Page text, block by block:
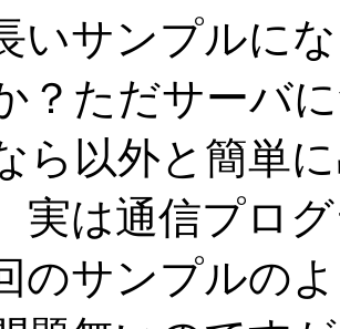
サンプルに
？ただサーバ
ら以外と簡単
は通信プロ
のサンプルの